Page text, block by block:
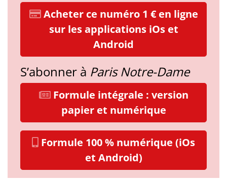
Acheter ce numéro 1 € en ligne
sur les applications iOs et
Android
S’abonner à Paris Notre-Dame
Formule intégrale : version
papier et numérique
Formule 100 % numérique (iOs
et Android)